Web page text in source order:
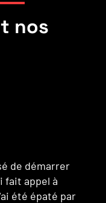
nos
de bien de
retrouvant en
j'étais assez